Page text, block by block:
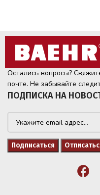
Остались вопросы?
почте. Не забывайте
ПОДПИСКА НА